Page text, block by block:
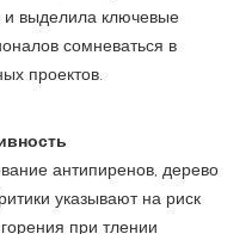
и выделила ключевые
сомневаться в
проектов.
антипиренов, дерево
указывают на риск
при тлении